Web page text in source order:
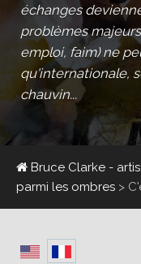
échanges
problèmes
emploi, faim) ne
qu'internationale,
chauvin...
Bruce Clarke -
parmi les ombres >